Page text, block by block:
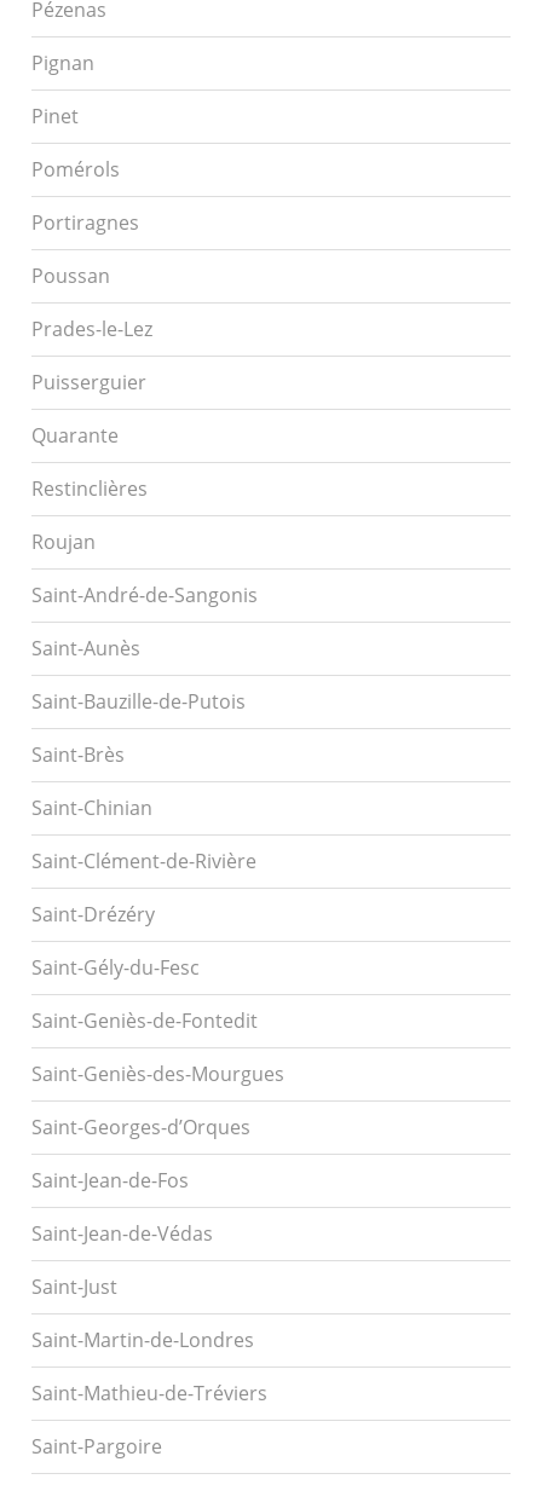
Pézenas
Pignan
Pinet
Pomérols
Portiragnes
Poussan
Prades-le-Lez
Puisserguier
Quarante
Restinclières
Roujan
Saint-André-de-Sangonis
Saint-Aunès
Saint-Bauzille-de-Putois
Saint-Brès
Saint-Chinian
Saint-Clément-de-Rivière
Saint-Drézéry
Saint-Gély-du-Fesc
Saint-Geniès-de-Fontedit
Saint-Geniès-des-Mourgues
Saint-Georges-d’Orques
Saint-Jean-de-Fos
Saint-Jean-de-Védas
Saint-Just
Saint-Martin-de-Londres
Saint-Mathieu-de-Tréviers
Saint-Pargoire